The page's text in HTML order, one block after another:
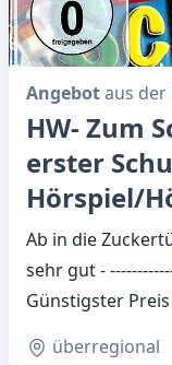
Angebotaus der
HW- Zum
erster
Hörspiel/
Ab in die
sehr gut -
Günstigster
überregional